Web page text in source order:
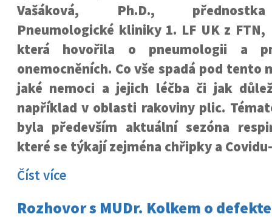
Vašáková, Ph.D., přednostka
Pneumologické kliniky 1. LF UK z FTN,
která hovořila o pneumologii a
onemocněních. Co vše spadá pod tento
jaké nemoci a jejich léčba či jak
například v oblasti rakoviny plic.
byla především aktuální sezóna
které se týkají zejména chřipky a
Číst více
Rozhovor s MUDr. Kolkem o